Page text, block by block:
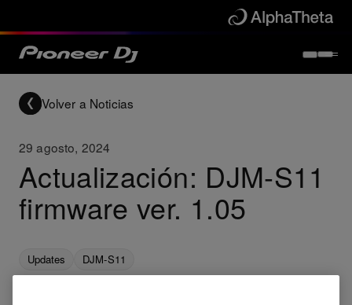
Volver a Noticias
29 agosto, 2024
Actualización: DJM-S11
firmware ver. 1.05
Updates DJM-S11